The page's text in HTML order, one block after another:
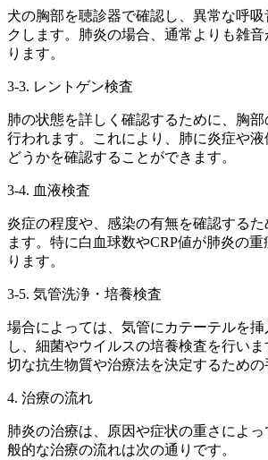
犬の胸部を聴診器で確認し、異常な呼
クします。肺炎の場合、通常よりも雑
ります。
3-3. レントゲン検査
肺の状態を詳しく確認するために、胸
行われます。これにより、肺に炎症や
どうかを確認することができます。
3-4. 血液検査
炎症の程度や、感染の有無を確認する
ます。特に白血球数やCRP値が肺炎の
ります。
3-5. 気管洗浄・培養検査
場合によっては、気管にカテーテルを
し、細菌やウイルスの培養検査を行い
切な抗生物質や治療法を決定するための
4. 治療の流れ
肺炎の治療は、原因や症状の重さによ
般的な治療の流れは次の通りです。